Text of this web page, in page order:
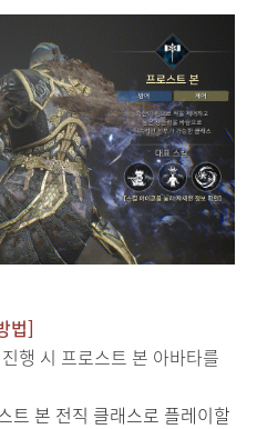
법]
행 시 프로스트 본 아바타를
트 본 전직 클래스로 플레이할